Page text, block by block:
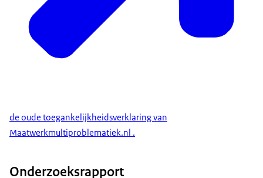
de oude toegankelijkheidsverklaring van
Maatwerkmultiproblematiek.nl .
Onderzoeksrapport